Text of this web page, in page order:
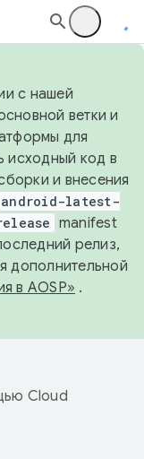
с нашей
ветки и
для
исходный код в
и внесения
android-latest-
manifest
релиз,
дополнительной
в AOSP» .
Cloud